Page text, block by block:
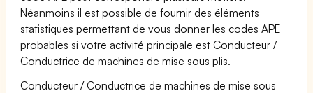
Néanmoins il est possible de fournir des éléments
statistiques permettant de vous donner les codes APE
probables si votre activité principale est Conducteur /
Conductrice de machines de mise sous plis.
Conducteur / Conductrice de machines de mise sous